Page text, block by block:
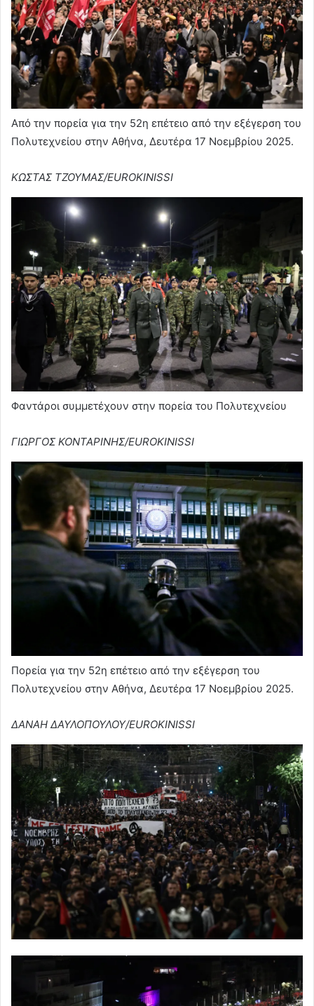
Από την πορεία για την 52η επέτειο από την εξέγερση του
Πολυτεχνείου στην Αθήνα, Δευτέρα 17 Νοεμβρίου 2025.
ΚΩΣΤΑΣ ΤΖΟΥΜΑΣ/EUROKINISSI
Φαντάροι συμμετέχουν στην πορεία του Πολυτεχνείου
ΓΙΩΡΓΟΣ ΚΟΝΤΑΡΙΝΗΣ/EUROKINISSI
Πορεία για την 52η επέτειο από την εξέγερση του
Πολυτεχνείου στην Αθήνα, Δευτέρα 17 Νοεμβρίου 2025.
ΔΑΝΑΗ ΔΑΥΛΟΠΟΥΛΟΥ/EUROKINISSI